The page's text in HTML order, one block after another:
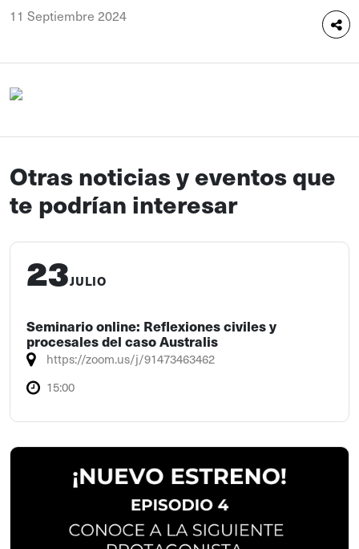
11 Septiembre 2024
Otras noticias y eventos que
te podrían interesar
23JULIO
Seminario online: Reflexiones civiles y
procesales del caso Australis
https://zoom.us/j/91473463462
15:00